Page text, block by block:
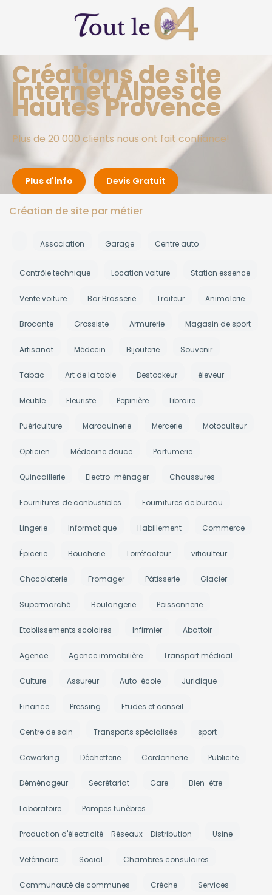
Créations de site
Internet Alpes de
Hautes Provence
Plus de 20 000 clients nous ont fait confiance!
Plus d'info Devis Gratuit
Création de site par métier
Association Garage Centre auto
Contrôle technique Location voiture Station essence
Vente voiture Bar Brasserie Traiteur Animalerie
Brocante Grossiste Armurerie Magasin de sport
Artisanat Médecin Bijouterie Souvenir
Tabac Art de la table Destockeur éleveur
Meuble Fleuriste Pepinière Libraire
Puériculture Maroquinerie Mercerie Motoculteur
Opticien Médecine douce Parfumerie
Quincaillerie Electro-ménager Chaussures
Fournitures de conbustibles Fournitures de bureau
Lingerie Informatique Habillement Commerce
Épicerie Boucherie Torréfacteur viticulteur
Chocolaterie Fromager Pâtisserie Glacier
Supermarché Boulangerie Poissonnerie
Etablissements scolaires Infirmier Abattoir
Agence Agence immobilière Transport médical
Culture Assureur Auto-école Juridique
Finance Pressing Etudes et conseil
Centre de soin Transports spécialisés sport
Coworking Déchetterie Cordonnerie Publicité
Déménageur Secrétariat Gare Bien-être
Laboratoire Pompes funèbres
Production d'électricité - Réseaux - Distribution Usine
Vétérinaire Social Chambres consulaires
Communauté de communes Crèche Services